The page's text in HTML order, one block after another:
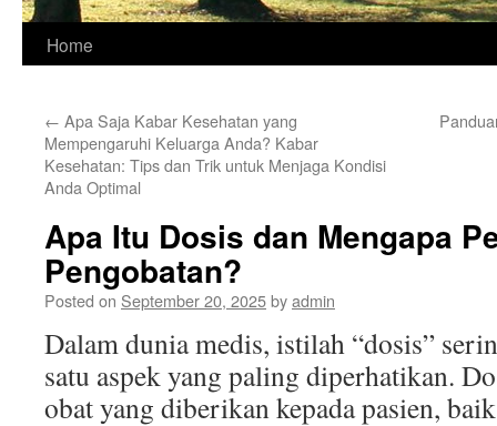
Home
← Apa Saja Kabar Kesehatan yang
Mempengaruhi Keluarga Anda? Kabar
Kesehatan: Tips dan Trik untuk Menjaga Kondisi
Anda Optimal
Apa Itu Dosis dan Mengapa
Pengobatan?
Posted on September 20, 2025byadmin
Dalam dunia medis, istilah “dosis”
satu aspek yang paling diperhatikan.
obat yang diberikan kepada pasien,